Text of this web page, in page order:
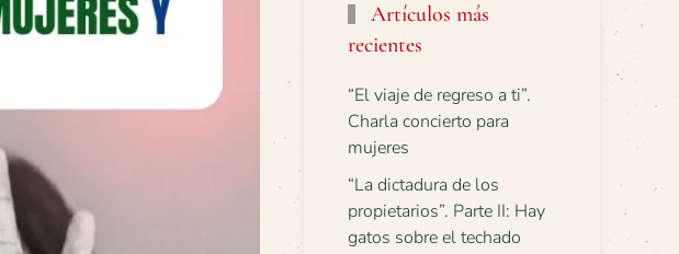
Artículos más
recientes
“El viaje de regreso a ti”.
Charla concierto para
mujeres
“La dictadura de los
propietarios”. Parte II: Hay
gatos sobre el techado